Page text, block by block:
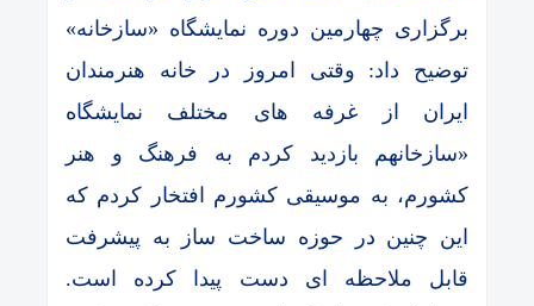
برگزاری چهارمین دوره نمایشگاه «سازخانه»
توضیح داد: وقتی امروز در خانه هنرمندان
ایران از غرفه های مختلف نمایشگاه
«سازخانهم بازدید کردم به فرهنگ و هنر
کشورم، به موسیقی کشورم افتخار کردم که
این چنین در حوزه ساخت ساز به پیشرفت
قابل ملاحظه ای دست پیدا کرده است.